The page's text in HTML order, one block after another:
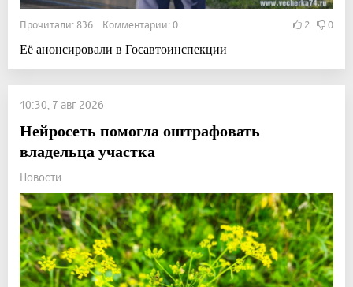
Прочитали: 836 Комментарии: 0 2 0
Её анонсировали в Госавтоинспекции
10:30, 7 авг 2026
Нейросеть помогла оштрафовать
владельца участка
Новости